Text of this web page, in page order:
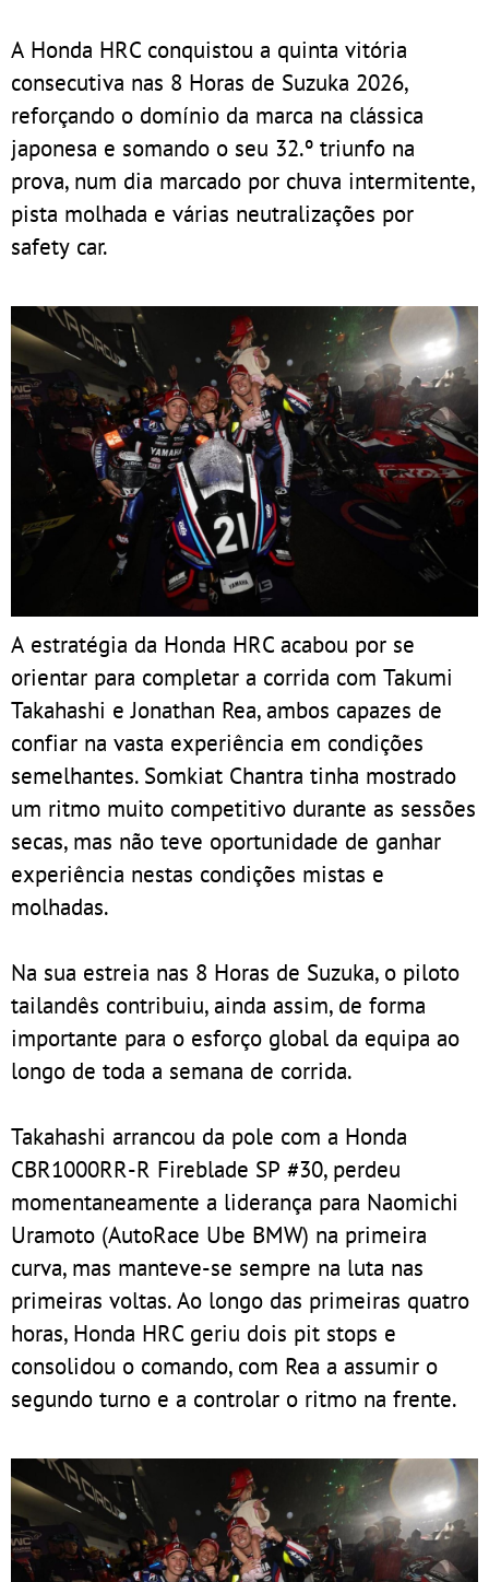
A Honda HRC conquistou a quinta vitória
consecutiva nas 8 Horas de Suzuka 2026,
reforçando o domínio da marca na clássica
japonesa e somando o seu 32.º triunfo na
prova, num dia marcado por chuva intermitente,
pista molhada e várias neutralizações por
safety car.
A estratégia da Honda HRC acabou por se
orientar para completar a corrida com Takumi
Takahashi e Jonathan Rea, ambos capazes de
confiar na vasta experiência em condições
semelhantes. Somkiat Chantra tinha mostrado
um ritmo muito competitivo durante as sessões
secas, mas não teve oportunidade de ganhar
experiência nestas condições mistas e
molhadas.
Na sua estreia nas 8 Horas de Suzuka, o piloto
tailandês contribuiu, ainda assim, de forma
importante para o esforço global da equipa ao
longo de toda a semana de corrida.
Takahashi arrancou da pole com a Honda
CBR1000RR-R Fireblade SP #30, perdeu
momentaneamente a liderança para Naomichi
Uramoto (AutoRace Ube BMW) na primeira
curva, mas manteve-se sempre na luta nas
primeiras voltas. Ao longo das primeiras quatro
horas, Honda HRC geriu dois pit stops e
consolidou o comando, com Rea a assumir o
segundo turno e a controlar o ritmo na frente.